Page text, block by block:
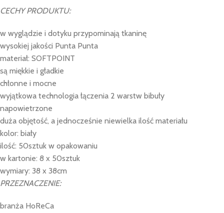
CECHY PRODUKTU:
w wyglądzie i dotyku przypominają tkaninę
wysokiej jakości Punta Punta
materiał: SOFTPOINT
są miękkie i gładkie
chłonne i mocne
wyjątkowa technologia łączenia 2 warstw bibuły
napowietrzone
duża objętość, a jednocześnie niewielka ilość materiału
kolor: biały
ilość: 50sztuk w opakowaniu
w kartonie: 8 x 50sztuk
wymiary: 38 x 38cm
PRZEZNACZENIE:
branża HoReCa